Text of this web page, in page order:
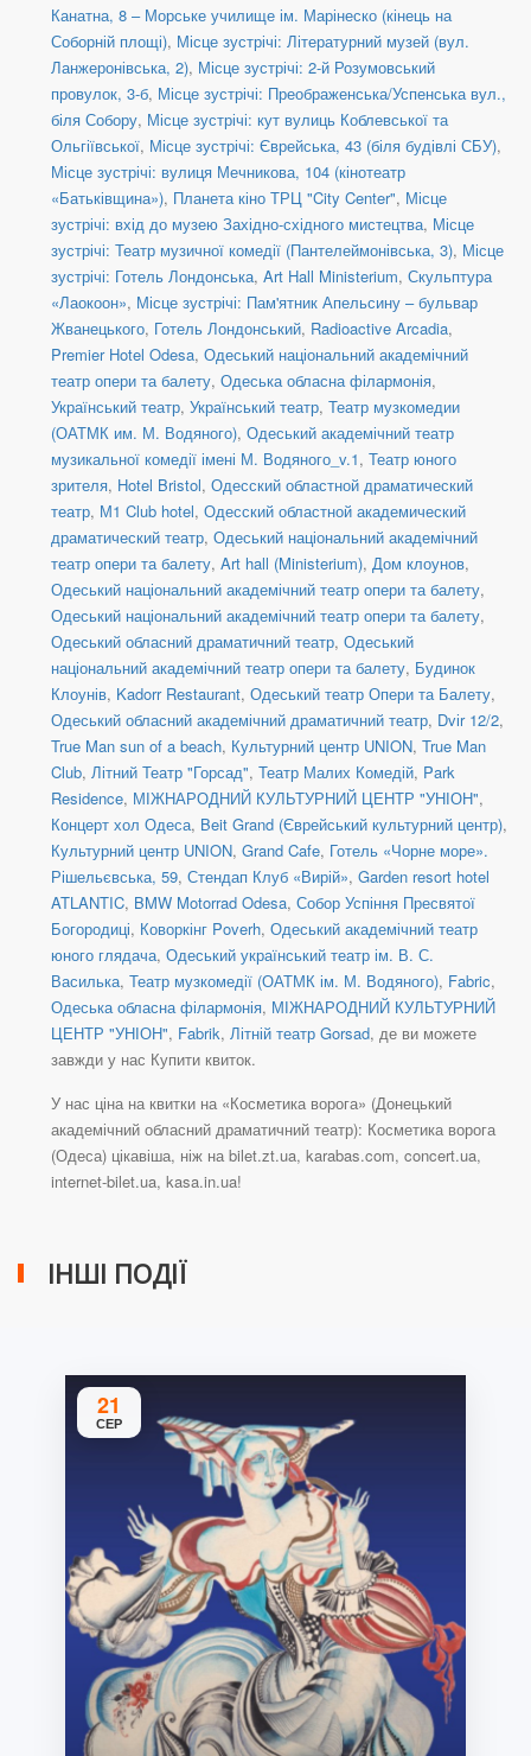
Канатна, 8 – Морське училище ім. Марінеско (кінець на
Соборній площі), Місце зустрічі: Літературний музей (вул.
Ланжеронівська, 2), Місце зустрічі: 2-й Розумовський
провулок, 3-б, Місце зустрічі: Преображенська/Успенська вул.,
біля Собору, Місце зустрічі: кут вулиць Коблевської та
Ольгіївської, Місце зустрічі: Єврейська, 43 (біля будівлі СБУ),
Місце зустрічі: вулиця Мечникова, 104 (кінотеатр
«Батьківщина»), Планета кіно ТРЦ "City Center", Місце
зустрічі: вхід до музею Західно-східного мистецтва, Місце
зустрічі: Театр музичної комедії (Пантелеймонівська, 3), Місце
зустрічі: Готель Лондонська, Art Hall Ministerium, Скульптура
«Лаокоон», Місце зустрічі: Пам'ятник Апельсину – бульвар
Жванецького, Готель Лондонський, Radioactive Arcadia,
Premier Hotel Odesa, Одеський національний академічний
театр опери та балету, Одеська обласна філармонія,
Український театр, Український театр, Театр музкомедии
(ОАТМК им. М. Водяного), Одеський академічний театр
музикальної комедії імені М. Водяного_v.1, Театр юного
зрителя, Hotel Bristol, Одесский областной драматический
театр, М1 Club hotel, Одесский областной академический
драматический театр, Одеський національний академічний
театр опери та балету, Art hall (Ministerium), Дом клоунов,
Одеський національний академічний театр опери та балету,
Одеський національний академічний театр опери та балету,
Одеський обласний драматичний театр, Одеський
національний академічний театр опери та балету, Будинок
Клоунів, Kadorr Restaurant, Одеський театр Опери та Балету,
Одеський обласний академічний драматичний театр, Dvіr 12/2,
True Man sun of a beach, Культурний центр UNION, True Man
Club, Літний Театр "Горсад", Театр Малих Комедій, Park
Residence, МІЖНАРОДНИЙ КУЛЬТУРНИЙ ЦЕНТР "УНІОН",
Концерт хол Одеса, Beit Grand (Єврейський культурний центр),
Культурний центр UNION, Grand Cafe, Готель «Чорне море».
Рішельєвська, 59, Стендап Клуб «Вирій», Garden resort hotel
ATLANTIC, BMW Motorrad Odesa, Собор Успіння Пресвятої
Богородиці, Коворкінг Poverh, Одеський академічний театр
юного глядача, Одеський український театр ім. В. С.
Василька, Театр музкомедії (ОАТМК ім. М. Водяного), Fabric,
Одеська обласна філармонія, МІЖНАРОДНИЙ КУЛЬТУРНИЙ
ЦЕНТР "УНІОН", Fabrik, Літній театр Gorsad, де ви можете
завжди у нас Купити квиток.
У нас ціна на квитки на «Косметика ворога» (Донецький
академічний обласний драматичний театр): Косметика ворога
(Одеса) цікавіша, ніж на bilet.zt.ua, karabas.com, concert.ua,
internet-bilet.ua, kasa.in.ua!
ІНШІ ПОДІЇ
21
СЕР